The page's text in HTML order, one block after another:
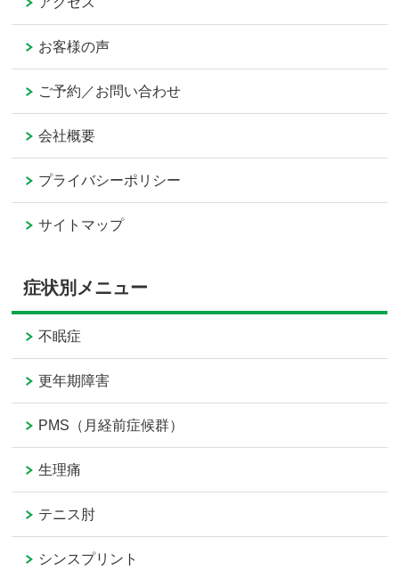
お客様の声
ご予約／お問い合わせ
会社概要
プライバシーポリシー
サイトマップ
症状別メニュー
不眠症
更年期障害
PMS（月経前症候群）
生理痛
テニス肘
シンスプリント